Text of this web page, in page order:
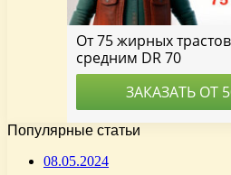
Популярные статьи
08.05.2024